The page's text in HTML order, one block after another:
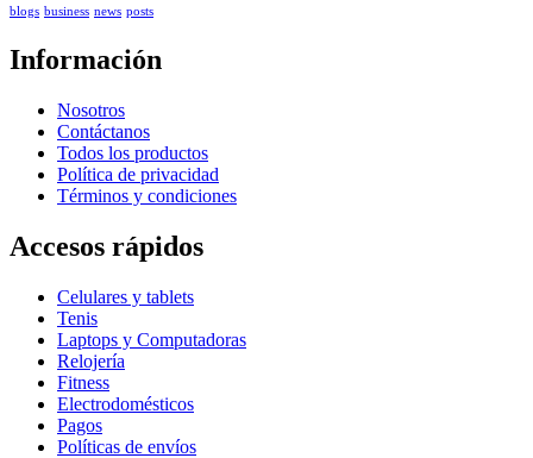
blogs business news posts
Información
Nosotros
Contáctanos
Todos los productos
Política de privacidad
Términos y condiciones
Accesos rápidos
Celulares y tablets
Tenis
Laptops y Computadoras
Relojería
Fitness
Electrodomésticos
Pagos
Políticas de envíos